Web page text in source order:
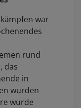
war
rund
das
in
wurden
wurde